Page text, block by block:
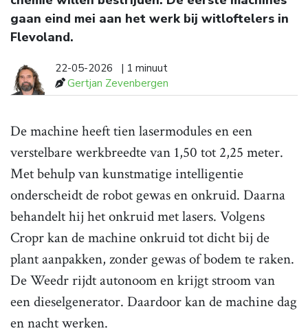
gaan eind mei aan het werk bij witloftelers in
Flevoland.
22-05-2026
| 1 minuut
Gertjan Zevenbergen
De machine heeft tien lasermodules en een
verstelbare werkbreedte van 1,50 tot 2,25 meter.
Met behulp van kunstmatige intelligentie
onderscheidt de robot gewas en onkruid. Daarna
behandelt hij het onkruid met lasers. Volgens
Cropr kan de machine onkruid tot dicht bij de
plant aanpakken, zonder gewas of bodem te raken.
De Weedr rijdt autonoom en krijgt stroom van
een dieselgenerator. Daardoor kan de machine dag
en nacht werken.